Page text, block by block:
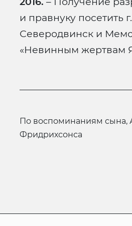
и правнуку посетить г.
Северодвинск и
«Невинным жертвам
по воспоминаниям сына, Андриса
Фридрихсонса